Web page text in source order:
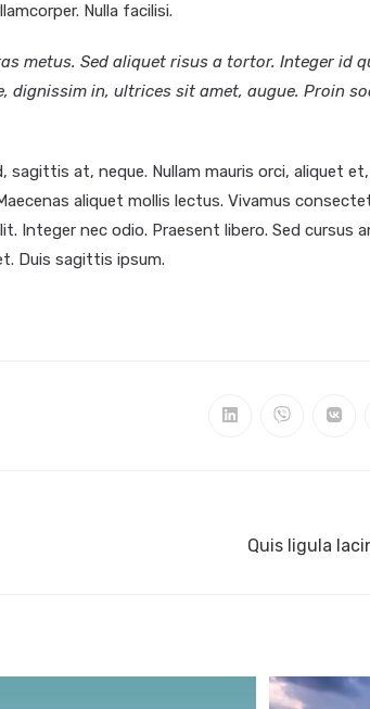
Nulla facilisi.
metus. Sed aliquet risus a tortor. Integer id
dignissim in, ultrices sit amet, augue. Proin
at, neque. Nullam mauris orci, aliquet
aliquet mollis lectus. Vivamus
Integer nec odio. Praesent libero. Sed cursus
Duis sagittis ipsum.
Quis ligula